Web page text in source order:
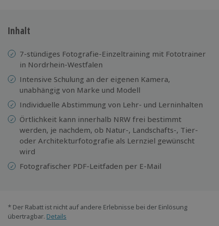
Inhalt
7-stündiges Fotografie-Einzeltraining mit Fototrainer
in Nordrhein-Westfalen
Intensive Schulung an der eigenen Kamera,
unabhängig von Marke und Modell
Individuelle Abstimmung von Lehr- und Lerninhalten
Örtlichkeit kann innerhalb NRW frei bestimmt
werden, je nachdem, ob Natur-, Landschafts-, Tier-
oder Architekturfotografie als Lernziel gewünscht
wird
Fotografischer PDF-Leitfaden per E-Mail
* Der Rabatt ist nicht auf andere Erlebnisse bei der Einlösung
übertragbar. Details